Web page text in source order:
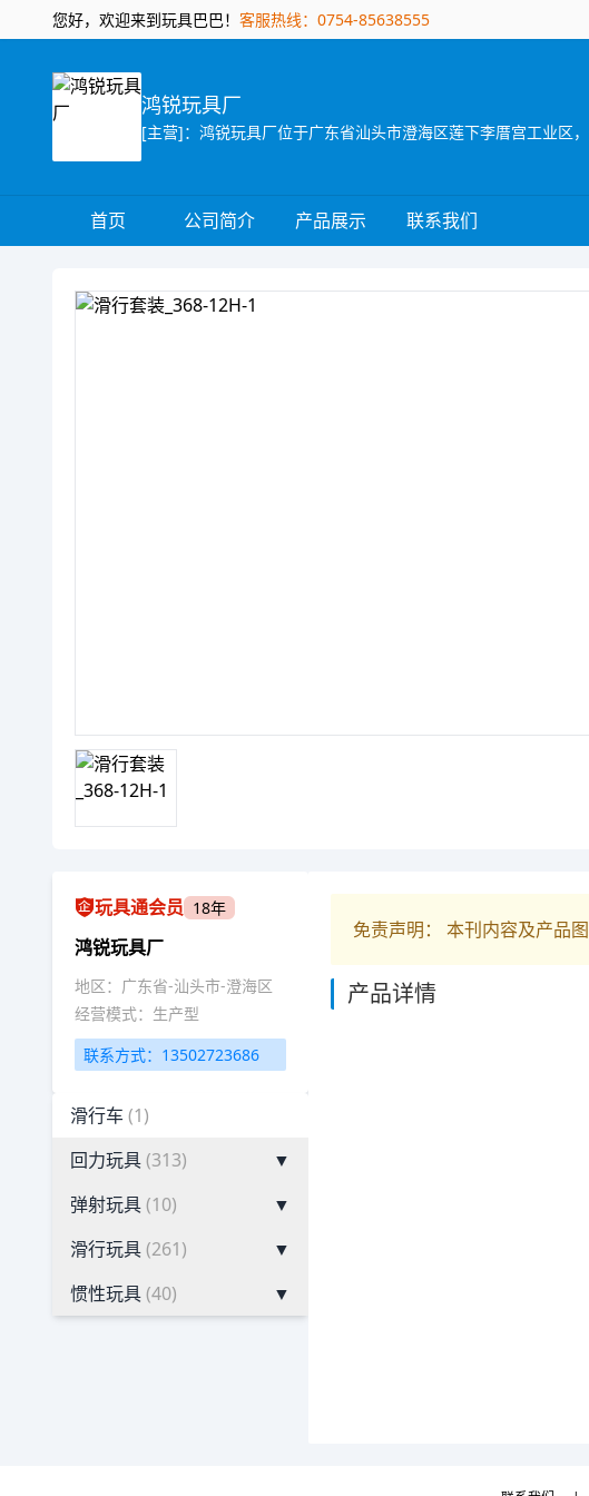
您好，欢迎来到玩具巴巴！ 客服热线：0754-85638555
鸿锐玩具厂
首页 公司简介 产品展示 联系我们
玩具通会员 18年
鸿锐玩具厂
地区：广东省-汕头市-澄海区
经营模式：生产型
联系方式：13502723686
滑行车 (1)
回力玩具(313)
▼
弹射玩具(10)
▼
滑行玩具(261)
▼
惯性玩具(40) ▼
免责声明： 本刊内容及产品
产品详情